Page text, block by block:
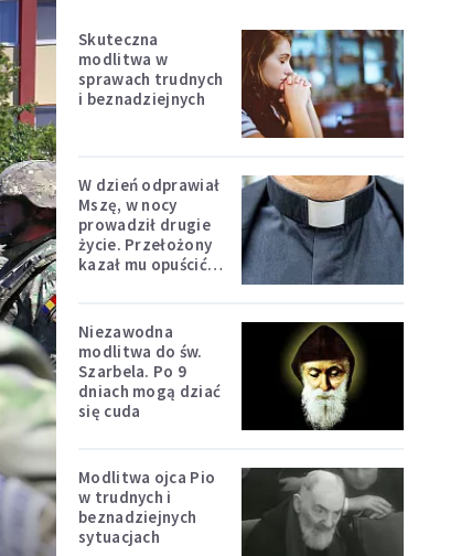
Skuteczna
modlitwa w
sprawach trudnych
i beznadziejnych
W dzień odprawiał
Mszę, w nocy
prowadził drugie
życie. Przełożony
kazał mu opuścić
Niezawodna
modlitwa do św.
Szarbela. Po 9
dniach mogą dziać
się cuda
Modlitwa ojca Pio
w trudnych i
beznadziejnych
sytuacjach